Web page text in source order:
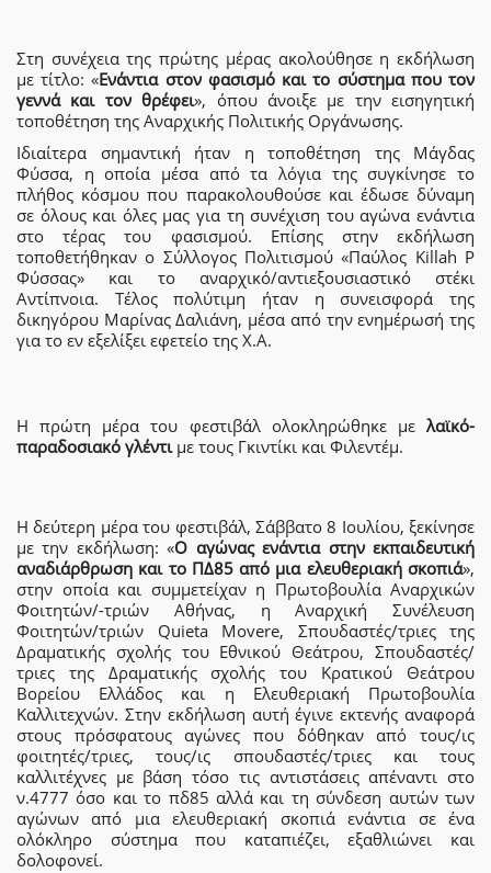
Στη συνέχεια της πρώτης μέρας ακολούθησε η εκδήλωση
με τίτλο: «Ενάντια στον φασισμό και το σύστημα που τον
γεννά και τον θρέφει», όπου άνοιξε με την εισηγητική
τοποθέτηση της Αναρχικής Πολιτικής Οργάνωσης.
Ιδιαίτερα σημαντική ήταν η τοποθέτηση της Μάγδας
Φύσσα, η οποία μέσα από τα λόγια της συγκίνησε το
πλήθος κόσμου που παρακολουθούσε και έδωσε δύναμη
σε όλους και όλες μας για τη συνέχιση του αγώνα ενάντια
στο τέρας του φασισμού. Επίσης στην εκδήλωση
τοποθετήθηκαν ο Σύλλογος Πολιτισμού «Παύλος Killah P
Φύσσας» και το αναρχικό/αντιεξουσιαστικό στέκι
Αντίπνοια. Τέλος πολύτιμη ήταν η συνεισφορά της
δικηγόρου Μαρίνας Δαλιάνη, μέσα από την ενημέρωσή της
για το εν εξελίξει εφετείο της Χ.Α.
Η πρώτη μέρα του φεστιβάλ ολοκληρώθηκε με λαϊκό-
παραδοσιακό γλέντιμε τους Γκιντίκι και Φιλεντέμ.
Η δεύτερη μέρα του φεστιβάλ, Σάββατο 8 Ιουλίου, ξεκίνησε
με την εκδήλωση: «Ο αγώνας ενάντια στην εκπαιδευτική
αναδιάρθρωση και το ΠΔ85 από μια ελευθεριακή σκοπιά»,
στην οποία και συμμετείχαν η Πρωτοβουλία Αναρχικών
Φοιτητών/-τριών Αθήνας, η Αναρχική Συνέλευση
Φοιτητών/τριών Quieta Movere, Σπουδαστές/τριες της
Δραματικής σχολής του Εθνικού Θεάτρου, Σπουδαστές/
τριες της Δραματικής σχολής του Κρατικού Θεάτρου
Βορείου Ελλάδος και η Ελευθεριακή Πρωτοβουλία
Καλλιτεχνών. Στην εκδήλωση αυτή έγινε εκτενής αναφορά
στους πρόσφατους αγώνες που δόθηκαν από τους/ις
φοιτητές/τριες, τους/ις σπουδαστές/τριες και τους
καλλιτέχνες με βάση τόσο τις αντιστάσεις απέναντι στο
ν.4777 όσο και το πδ85 αλλά και τη σύνδεση αυτών των
αγώνων από μια ελευθεριακή σκοπιά ενάντια σε ένα
ολόκληρο σύστημα που καταπιέζει, εξαθλιώνει και
δολοφονεί.